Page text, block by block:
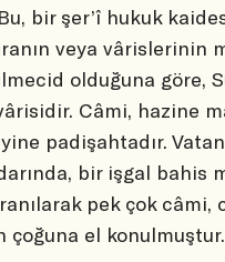
bir şer’î hukuk
veya vârislerinin
olduğuna göre,
Câmi, hazine
padişahtadır.
bir işgal bahis
pek çok câmi,
el